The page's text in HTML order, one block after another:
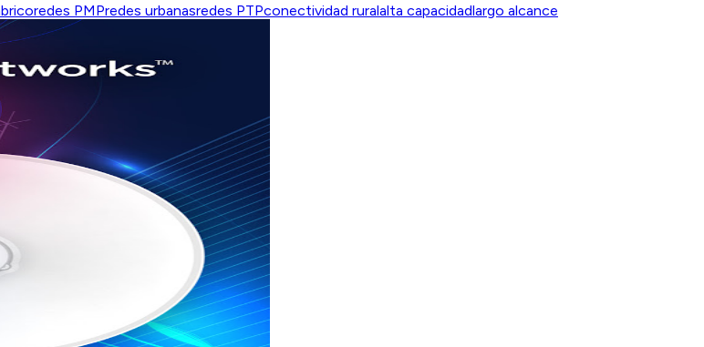
redes PMPredes urbanasredes PTPconectividad ruralalta capacidadlargo alcance